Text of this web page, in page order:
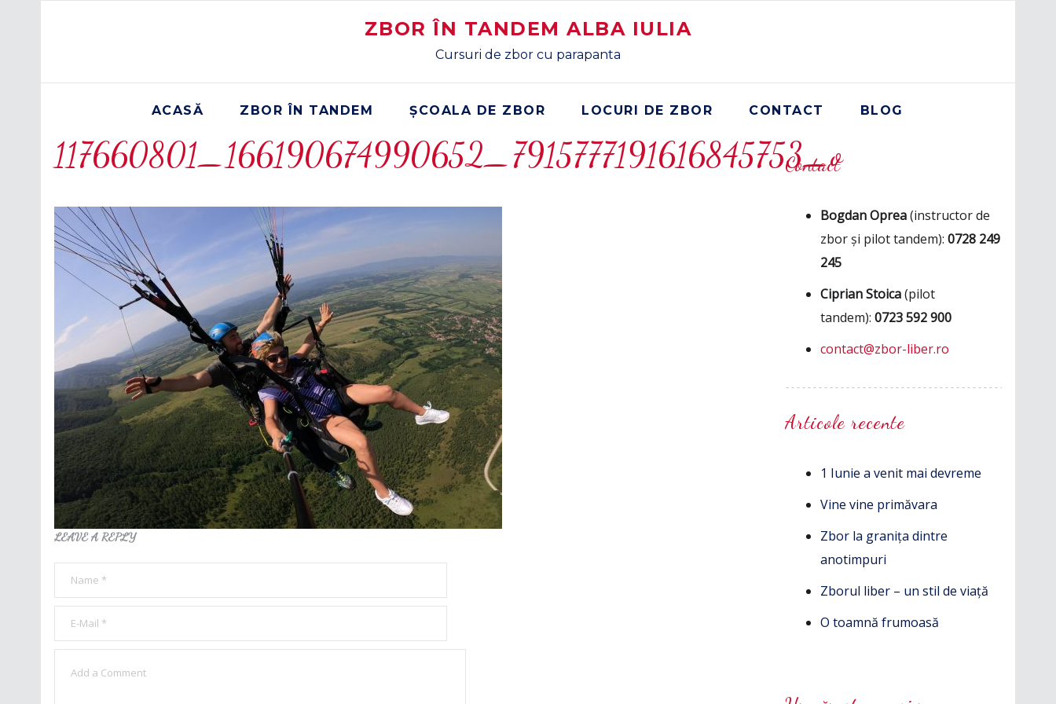
ZBOR ÎN TANDEM ALBA IULIA
Cursuri de zbor cu parapanta
ACASĂ ZBOR ÎN TANDEM ȘCOALA DE ZBOR LOCURI DE ZBOR CONTACT BLOG
117660801_166190674990652_7915777191616845753_o
LEAVE A REPLY
Contact
Bogdan Oprea(instructor de
zbor și pilot tandem): 0728 249
245
Ciprian Stoica(pilot
tandem): 0723 592 900
contact@zbor-liber.ro
Articole recente
1 Iunie a venit mai devreme
Vine vine primăvara
Zbor la granița dintre
anotimpuri
Zborul liber – un stil de viață
O toamnă frumoasă